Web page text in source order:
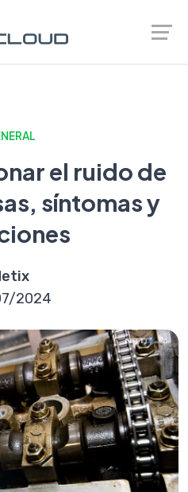
el ruido de
síntomas y
2024